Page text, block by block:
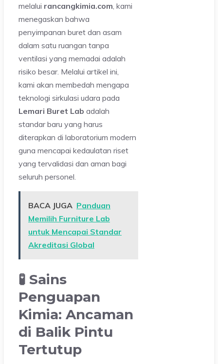
melalui rancangkimia.com, kami
menegaskan bahwa
penyimpanan buret dan asam
dalam satu ruangan tanpa
ventilasi yang memadai adalah
risiko besar. Melalui artikel ini,
kami akan membedah mengapa
teknologi sirkulasi udara pada
Lemari Buret Lab adalah
standar baru yang harus
diterapkan di laboratorium modern
guna mencapai kedaulatan riset
yang tervalidasi dan aman bagi
seluruh personel.
BACA JUGA Panduan
Memilih Furniture Lab
untuk Mencapai Standar
Akreditasi Global
🧪 Sains
Penguapan
Kimia: Ancaman
di Balik Pintu
Tertutup